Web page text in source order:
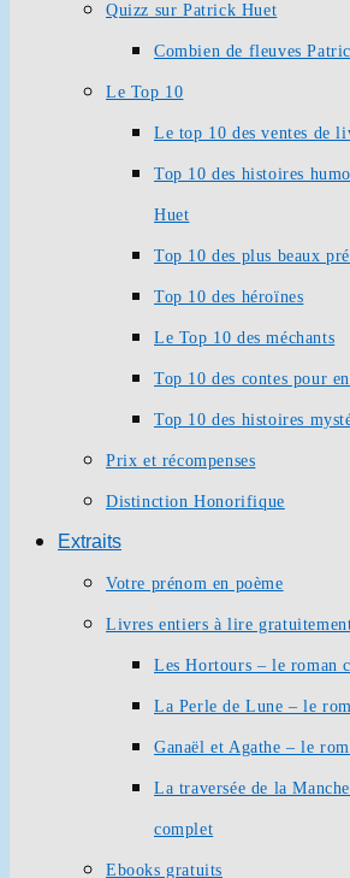
Quizz sur Patrick Huet
Combien de fleuves
Le Top 10
Le top 10 des ventes de
Top 10 des histoires
Huet
Top 10 des plus beaux
Top 10 des héroïnes
Le Top 10 des méchants
Top 10 des contes pour
Top 10 des histoires
Prix et récompenses
Distinction Honorifique
Extraits
Votre prénom en poème
Livres entiers à lire
Les Hortours – le roman
La Perle de Lune – le
Ganaël et Agathe – le
La traversée de la
complet
Ebooks gratuits